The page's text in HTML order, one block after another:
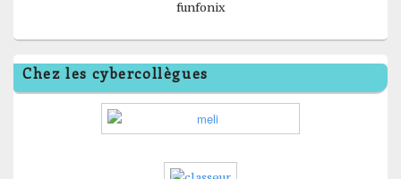
funfonix
Chez les cybercollègues